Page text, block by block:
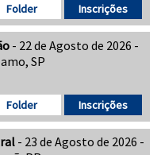
Inscrições
Folder
- 22 de Agosto de 2026 -
SP
Inscrições
Folder
- 23 de Agosto de 2026 -